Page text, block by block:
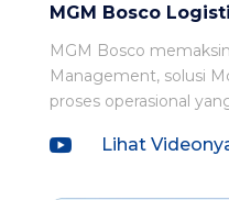
MGM Bosco
MGM Bosco
Management, solusi
proses operasional
 Lihat